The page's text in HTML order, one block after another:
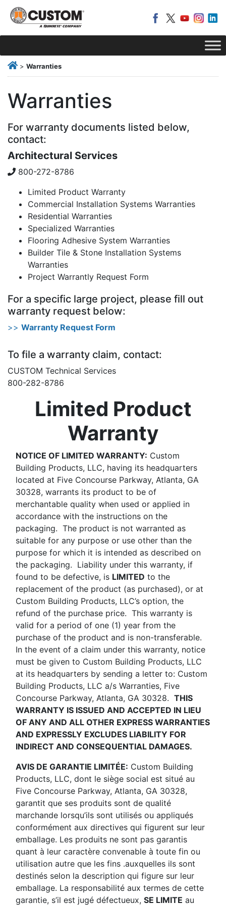
> Warranties
Warranties
For warranty documents listed below,
contact:
Architectural Services
800-272-8786
Limited Product Warranty
Commercial Installation Systems Warranties
Residential Warranties
Specialized Warranties
Flooring Adhesive System Warranties
Builder Tile & Stone Installation Systems
Warranties
Project Warrantly Request Form
For a specific large project, please fill out
warranty request below:
>> Warranty Request Form
To file a warranty claim, contact:
CUSTOM Technical Services
800-282-8786
Limited Product
Warranty
NOTICE OF LIMITED WARRANTY: Custom
Building Products, LLC, having its headquarters
located at Five Concourse Parkway, Atlanta, GA
30328, warrants its product to be of
merchantable quality when used or applied in
accordance with the instructions on the
packaging. The product is not warranted as
suitable for any purpose or use other than the
purpose for which it is intended as described on
the packaging. Liability under this warranty, if
found to be defective, is LIMITED to the
replacement of the product (as purchased), or at
Custom Building Products, LLC’s option, the
refund of the purchase price. This warranty is
valid for a period of one (1) year from the
purchase of the product and is non-transferable.
In the event of a claim under this warranty, notice
must be given to Custom Building Products, LLC
at its headquarters by sending a letter to: Custom
Building Products, LLC a/s Warranties, Five
Concourse Parkway, Atlanta, GA 30328. THIS
WARRANTY IS ISSUED AND ACCEPTED IN LIEU
OF ANY AND ALL OTHER EXPRESS WARRANTIES
AND EXPRESSLY EXCLUDES LIABILITY FOR
INDIRECT AND CONSEQUENTIAL DAMAGES.
AVIS DE GARANTIE LIMITÉE: Custom Building
Products, LLC, dont le siège social est situé au
Five Concourse Parkway, Atlanta, GA 30328,
garantit que ses produits sont de qualité
marchande lorsqu’ils sont utilisés ou appliqués
conformément aux directives qui figurent sur leur
emballage. Les produits ne sont pas garantis
quant à leur caractère convenable à toute fin ou
utilisation autre que les fins .auxquelles ils sont
destinés selon la description qui figure sur leur
emballage. La responsabilité aux termes de cette
garantie, s’il est jugé défectueux, SE LIMITE au